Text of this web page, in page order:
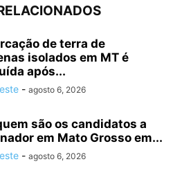
de terra de
isolados em MT é
após...
- agosto 6, 2026
são os candidatos a
em Mato Grosso em...
- agosto 6, 2026